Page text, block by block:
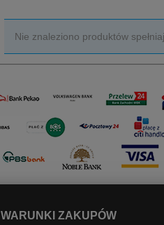
Nie znaleziono produktów
WARUNKI ZAKUPÓW